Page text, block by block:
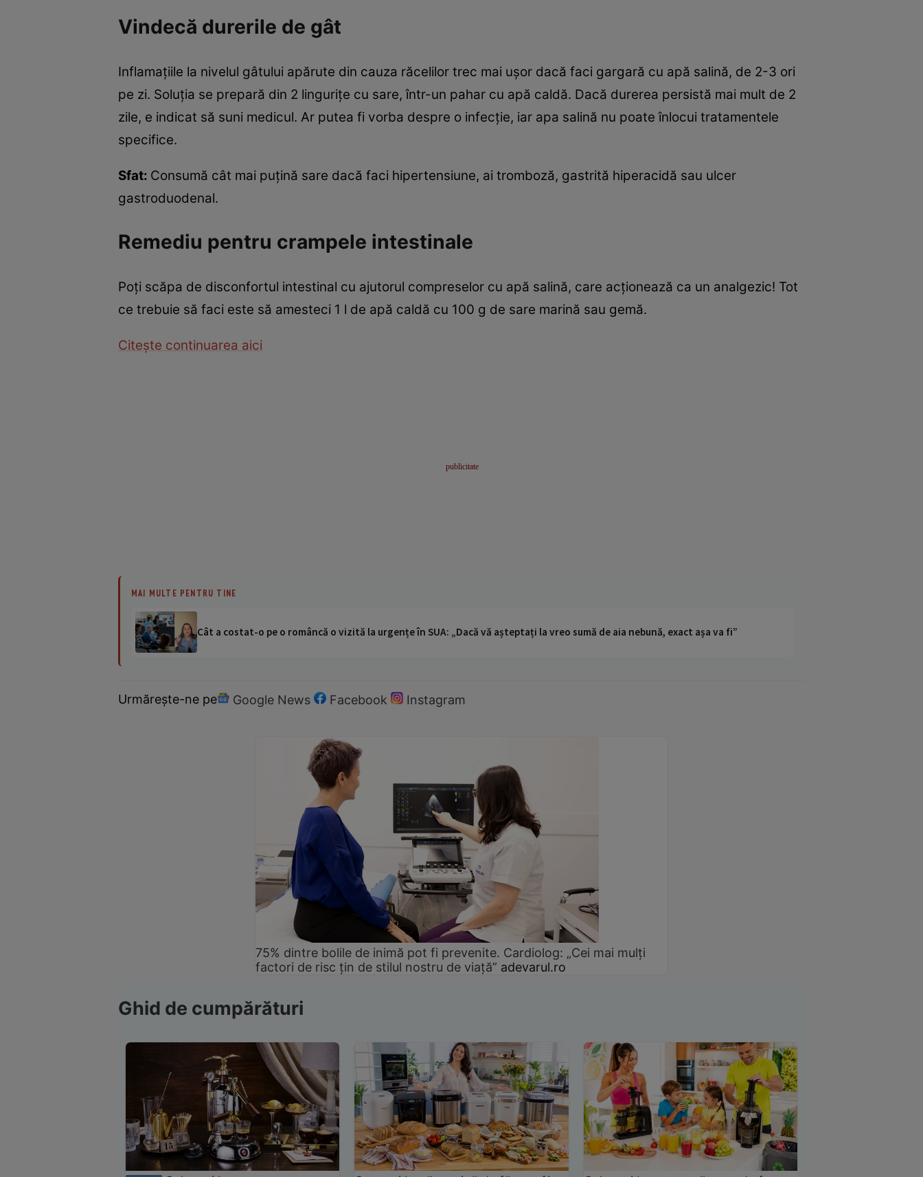
Vindecă durerile de gât
Inflamaţiile la nivelul gâtului apărute din cauza răcelilor trec mai uşor dacă faci gargară cu apă salină, de 2-3 ori
pe zi. Soluţia se prepară din 2 linguriţe cu sare, într-un pahar cu apă caldă. Dacă durerea persistă mai mult de 2
zile, e indicat să suni medicul. Ar putea fi vorba despre o infecţie, iar apa salină nu poate înlocui tratamentele
specifice.
Sfat: Consumă cât mai puţină sare dacă faci hipertensiune, ai tromboză, gastrită hiperacidă sau ulcer
gastroduodenal.
Remediu pentru crampele intestinale
Poţi scăpa de disconfortul intestinal cu ajutorul compreselor cu apă salină, care acţionează ca un analgezic! Tot
ce trebuie să faci este să amesteci 1 l de apă caldă cu 100 g de sare marină sau gemă.
Citeşte continuarea aici
MAI MULTE PENTRU TINE
Cât a costat-o pe o româncă o vizită la urgențe în SUA: „Dacă vă așteptați la vreo sumă de aia nebună, exact așa va fi”
Urmărește-ne pe Google News Facebook Instagram
75% dintre bolile de inimă pot fi prevenite. Cardiolog: „Cei mai mulți
factori de risc țin de stilul nostru de viață” adevarul.ro
Ghid de cumpărături